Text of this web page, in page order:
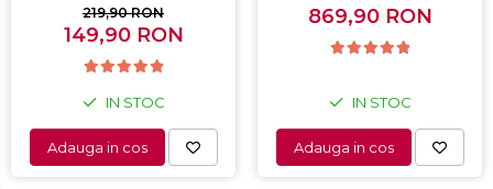
programe predefinite,
Alb
219,90 RON
149,90 RON
IN STOC
Adauga in cos
convertibil - functie
frigider, Termostat
reglabil, Alb
869,90 RON
IN STOC
Adauga in cos